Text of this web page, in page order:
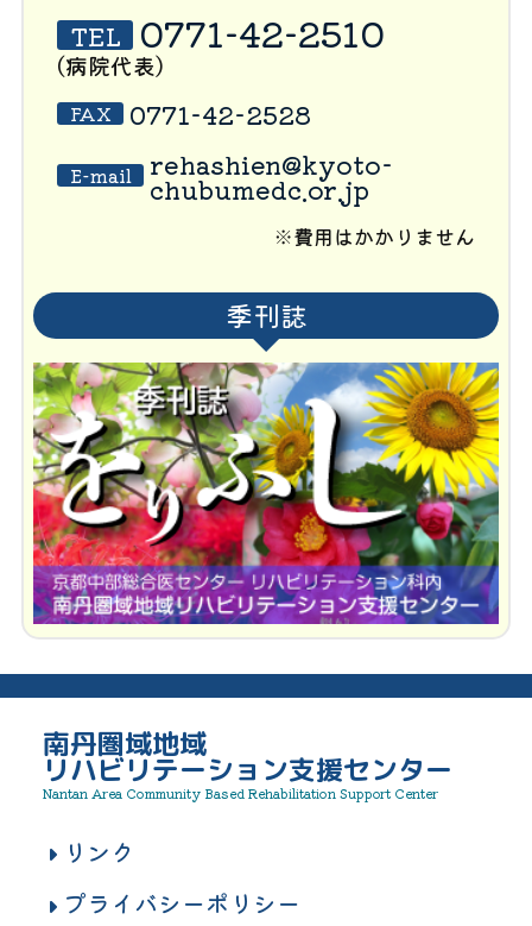
TEL 0771-42-2510
(病院代表)
FAX 0771-42-2528
E-mail rehashien@kyoto-
chubumedc.or.jp
※費用はかかりません
季刊誌
南丹圏域地域
リハビリテーション支援センター
Nantan Area Community Based Rehabilitation Support Center
リンク
プライバシーポリシー